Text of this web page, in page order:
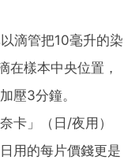
滴管把10毫升的染
在樣本中央位置，
壓3分鐘。
卡」（日/夜用）
用的每片價錢更是